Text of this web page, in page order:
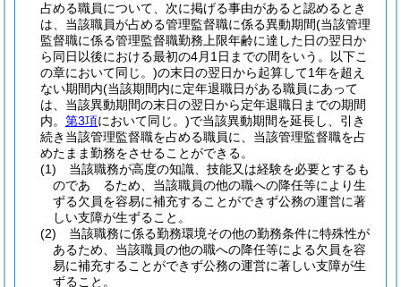
占める職員について、次に掲げる事由があると認めるとき
は、当該職員が占める管理監督職に係る異動期間(当該管理
監督職に係る管理監督職勤務上限年齢に達した日の翌日か
ら同日以後における最初の4月1日までの間をいう。以下こ
の章において同じ。)の末日の翌日から起算して1年を超え
ない期間内(当該期間内に定年退職日がある職員にあって
は、当該異動期間の末日の翌日から定年退職日までの期間
内。 第3項において同じ。)で当該異動期間を延長し、引き
続き当該管理監督職を占める職員に、当該管理監督職を占
めたまま勤務をさせることができる。
(1)
当該職務が高度の知識、技能又は経験を必要とするも
のであ るため、当該職員の他の職への降任等により生
ずる欠員を容易に補充することができず公務の運営に著
しい支障が生ずること。
(2)
当該職務に係る勤務環境その他の勤務条件に特殊性が
あるため、当該職員の他の職への降任等による欠員を容
易に補充することができず公務の運営に著しい支障が生
ずること。